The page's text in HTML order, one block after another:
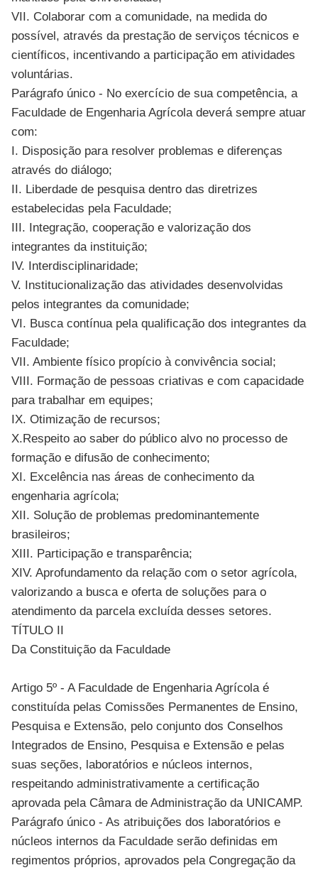
VII. Colaborar com a comunidade, na medida do
possível, através da prestação de serviços técnicos e
científicos, incentivando a participação em atividades
voluntárias.
Parágrafo único - No exercício de sua competência, a
Faculdade de Engenharia Agrícola deverá sempre atuar
com:
I. Disposição para resolver problemas e diferenças
através do diálogo;
II. Liberdade de pesquisa dentro das diretrizes
estabelecidas pela Faculdade;
III. Integração, cooperação e valorização dos
integrantes da instituição;
IV. Interdisciplinaridade;
V. Institucionalização das atividades desenvolvidas
pelos integrantes da comunidade;
VI. Busca contínua pela qualificação dos integrantes da
Faculdade;
VII. Ambiente físico propício à convivência social;
VIII. Formação de pessoas criativas e com capacidade
para trabalhar em equipes;
IX. Otimização de recursos;
X.Respeito ao saber do público alvo no processo de
formação e difusão de conhecimento;
XI. Excelência nas áreas de conhecimento da
engenharia agrícola;
XII. Solução de problemas predominantemente
brasileiros;
XIII. Participação e transparência;
XIV. Aprofundamento da relação com o setor agrícola,
valorizando a busca e oferta de soluções para o
atendimento da parcela excluída desses setores.
TÍTULO II
Da Constituição da Faculdade
Artigo 5º - A Faculdade de Engenharia Agrícola é
constituída pelas Comissões Permanentes de Ensino,
Pesquisa e Extensão, pelo conjunto dos Conselhos
Integrados de Ensino, Pesquisa e Extensão e pelas
suas seções, laboratórios e núcleos internos,
respeitando administrativamente a certificação
aprovada pela Câmara de Administração da UNICAMP.
Parágrafo único - As atribuições dos laboratórios e
núcleos internos da Faculdade serão definidas em
regimentos próprios, aprovados pela Congregação da